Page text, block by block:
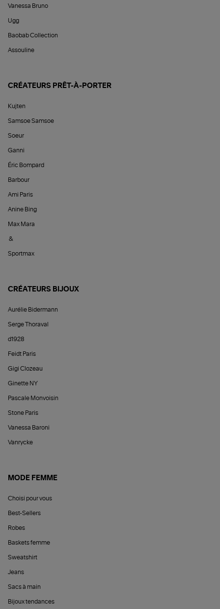
Vanessa Bruno
Ugg
Baobab Collection
Assouline
CRÉATEURS PRÊT-À-PORTER
Kujten
Samsoe Samsoe
Soeur
Ganni
Éric Bompard
Barbour
Ami Paris
Anine Bing
Max Mara
&
Sportmax
CRÉATEURS BIJOUX
Aurélie Bidermann
Serge Thoraval
d1928
Feidt Paris
Gigi Clozeau
Ginette NY
Pascale Monvoisin
Stone Paris
Vanessa Baroni
Vanrycke
MODE FEMME
Choisi pour vous
Best-Sellers
Robes
Baskets femme
Sweatshirt
Jeans
Sacs à main
Bijoux tendances